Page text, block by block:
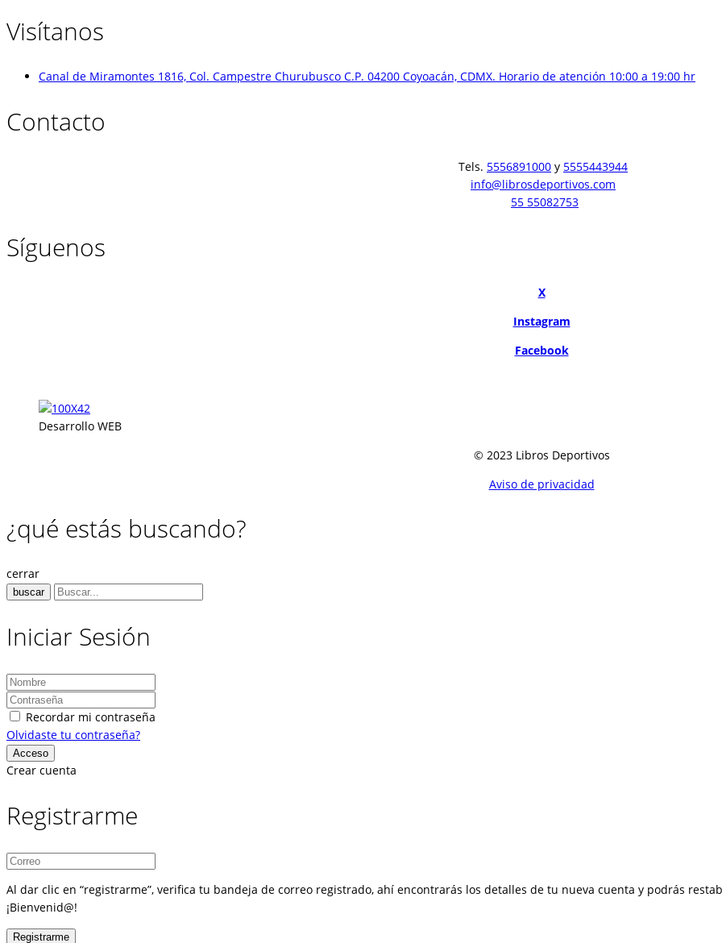
Visítanos
Canal de Miramontes 1816, Col. Campestre Churubusco C.P. 04200 Coyoacán, CDMX. Horario de atención 10:00 a 19:00 hr
Contacto
Tels. 5556891000 y 5555443944
info@librosdeportivos.com
55 55082753
Síguenos
X
Instagram
Facebook
Desarrollo WEB
© 2023 Libros Deportivos
Aviso de privacidad
¿qué estás buscando?
cerrar
buscar
Iniciar Sesión
Recordar mi contraseña
Olvidaste tu contraseña?
Crear cuenta
Registrarme
Al dar clic en “registrarme”, verifica tu bandeja de correo registrado, ahí encontrarás los detalles de tu nueva cuenta y podrás
¡Bienvenid@!